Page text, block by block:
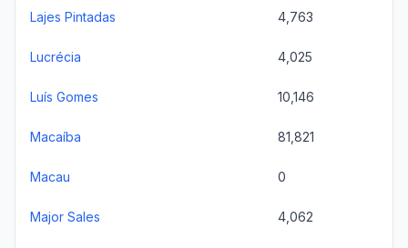
Lajes Pintadas 4,763
Lucrécia 4,025
Luís Gomes 10,146
Macaíba 81,821
Macau 0
Major Sales 4,062